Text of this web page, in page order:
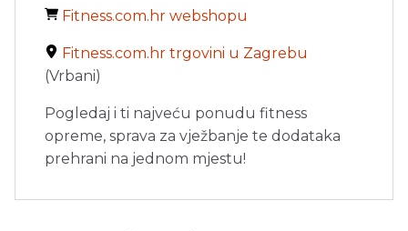
Fitness.com.hr webshopu
Fitness.com.hr trgovini u Zagrebu
(Vrbani)
Pogledaj i ti najveću ponudu fitness
opreme, sprava za vježbanje te dodataka
prehrani na jednom mjestu!